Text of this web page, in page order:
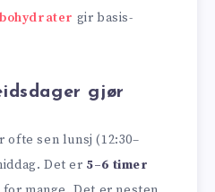
gir basis-
gjør
sen lunsj (12:30–
Det er 5–6 timer